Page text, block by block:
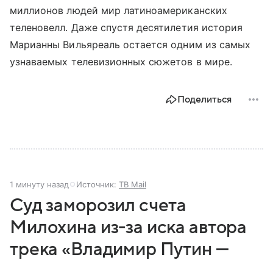
миллионов людей мир латиноамериканских
теленовелл. Даже спустя десятилетия история
Марианны Вильяреаль остается одним из самых
узнаваемых телевизионных сюжетов в мире.
Поделиться
1 минуту назад Источник: ТВ Mail
Суд заморозил счета
Милохина из-за иска автора
трека «Владимир Путин —